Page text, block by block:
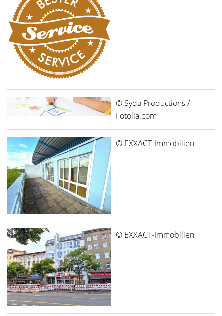
© Syda Productions /
Fotolia.com
© EXXACT-Immobilien
© EXXACT-Immobilien